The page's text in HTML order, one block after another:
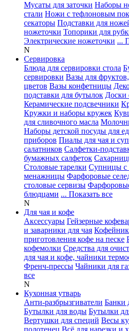
Мусаты для заточки Наборы
стали Ножи с тефлоновым
секаторы Подставки для
ножеточки Топорики для
Электрические ножеточки ...
N
Сервировка
Блюда для сервировки стола
сервировки Вазы для
цветов Вазы конфетницы
подставки для бутылок Доски
Керамические подсвечники
Кружки и наборы кружек
для сливочного масла
Наборы детской посуды для
приборов Пиалы для чая и
салатников Салфетки-
бумажных салфеток
Столовые тарелки Супницы с
менажницы Фарфоровые
столовые сервизы
блюдцами ... Показать все
N
Для чая и кофе
Аксессуары Гейзерные
и заварники для чая
приготовления кофе на песке
кофемолки Средства для
для чая и кофе, чайники
Френч-прессы Чайники для
все
N
Кухонная утварь
Анти-разбрызгиватели Банки
Бутылки для воды Бутылки
Вертушки для специй Весы
полотенец Всё для нарезки и